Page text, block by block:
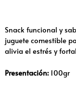
Snack funcional y
juguete comestible
alivia el estrés y
Presentación:100gr